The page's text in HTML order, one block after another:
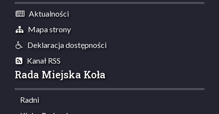
Aktualności
Mapa strony
Deklaracja dostępności
Kanał RSS
Rada Miejska Koła
Radni